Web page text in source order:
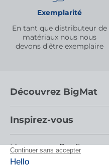
Exemplarité
En tant que distributeur de
matériaux nous nous
devons d’être exemplaire
Découvrez BigMat
Nous rejoindre
Devenez adhérent
Inspirez-vous
Nos catalogues
Nos conseils